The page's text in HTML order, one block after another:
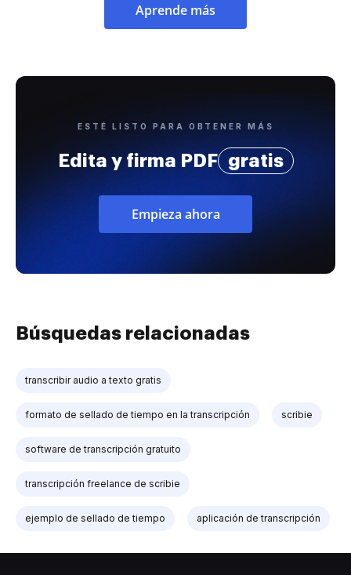
Aprende más
ESTÉ LISTO PARA OBTENER MÁS
Edita y firma PDF gratis
Empieza ahora
Búsquedas relacionadas
transcribir audio a texto gratis
formato de sellado de tiempo en la transcripción scribie
software de transcripción gratuito
transcripción freelance de scribie
ejemplo de sellado de tiempo aplicación de transcripción